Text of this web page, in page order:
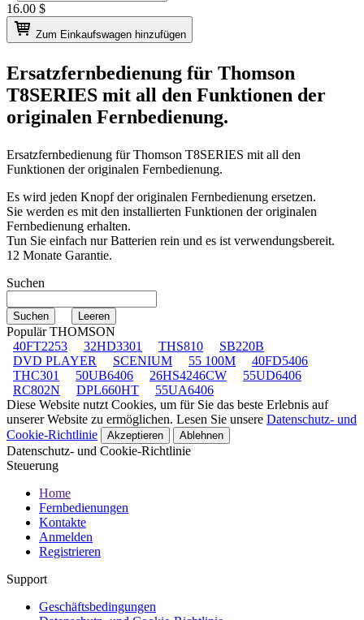
16.00 $
Zum Einkaufswagen hinzufügen
Ersatzfernbedienung für Thomson
T8SERIES mit all den Funktionen der
originalen Fernbedienung.
Ersatzfernbedienung fürThomson T8SERIES mit all den
Funktionen der originalen Fernbedienung.
Es wird jeden Knopf der originalen Fernbedienung ersetzen.
Sie werden es mit den installierten Funktionen der originalen
Fernbedienung erhalten.
Tun Sie einfach nur Batterien rein und es ist verwendungsbereit.
12 Monate Garantie.
Suchen
Populär THOMSON
40FT2253
32HD3301 THS810
SB220B
DVD PLAYER
SCENIUM 55 100M
40FD5406
THC301
50UB6406 26HS4246CW
55UD6406
RC802N
DPL660HT
55UA6406
Diese Website nutzt Cookies, um für Sie das beste Erlebnis auf
unserer Website zu ermöglichen. Lesen Sie unsere Datenschutz- und
Cookie-Richtlinie
Akzeptieren Ablehnen
Datenschutz- und Cookie-Richtlinie
Steuerung
Home
Fernbedienungen
Kontakte
Anmelden
Registrieren
Support
Geschäftsbedingungen